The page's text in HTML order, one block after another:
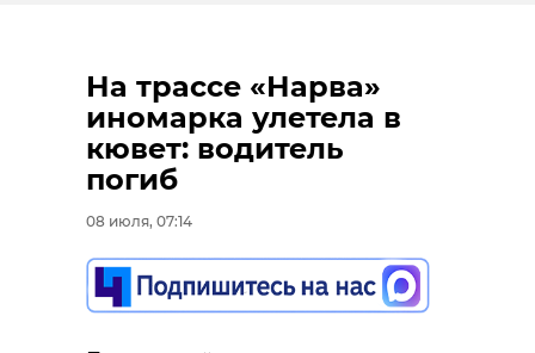
На трассе «Нарва»
иномарка улетела в
кювет: водитель
погиб
08 июля, 07:14
группы Ленобласти
получили новые
пикапы
Подписывайтесь на нас в